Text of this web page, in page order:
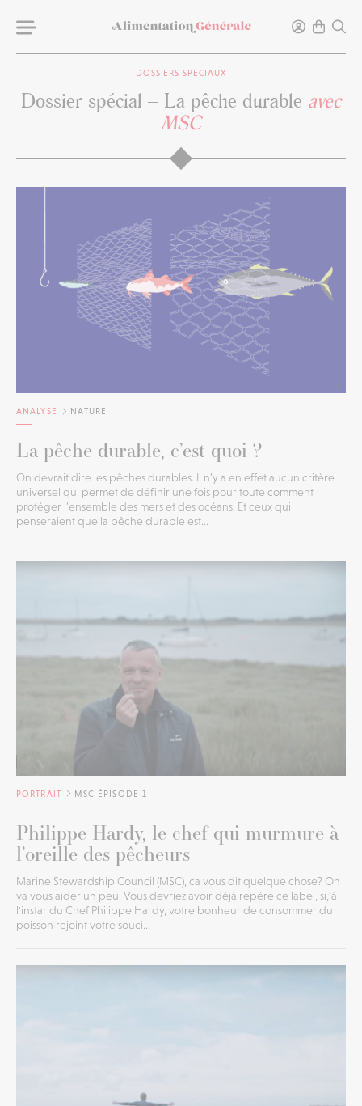
DOSSIERS SPÉCIAUX
Dossier spécial – La pêche durable avec
MSC
ANALYSE NATURE
La pêche durable, c’est quoi ?
On devrait dire les pêches durables. Il n’y a en effet aucun critère
universel qui permet de définir une fois pour toute comment
protéger l’ensemble des mers et des océans. Et ceux qui
penseraient que la pêche durable est...
PORTRAIT MSC ÉPISODE 1
Philippe Hardy, le chef qui murmure à
l’oreille des pêcheurs
Marine Stewardship Council (MSC), ça vous dit quelque chose? On
va vous aider un peu. Vous devriez avoir déjà repéré ce label, si, à
l'instar du Chef Philippe Hardy, votre bonheur de consommer du
poisson rejoint votre souci...